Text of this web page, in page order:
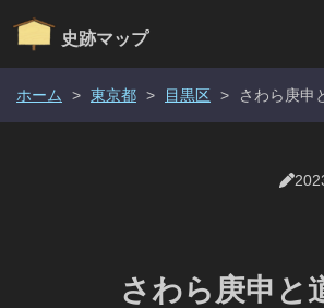
史跡マップ
ホーム > 東京都 > 目黒区 > さわら庚申
さわら庚申と